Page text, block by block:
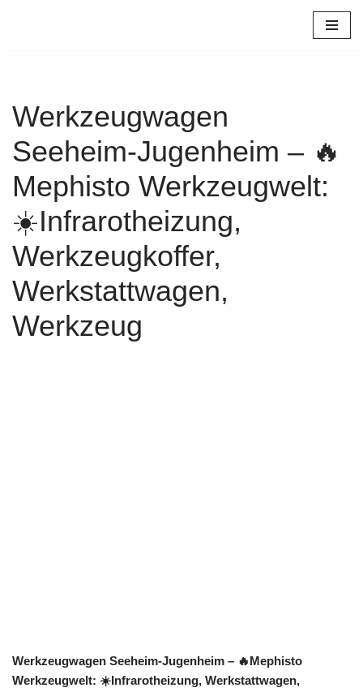
Werkzeugwagen
Seeheim-Jugenheim – 🔥
Mephisto Werkzeugwelt:
☀️Infrarotheizung,
Werkzeugkoffer,
Werkstattwagen,
Werkzeug
Werkzeugwagen Seeheim-Jugenheim – 🔥Mephisto
Werkzeugwelt: ☀️Infrarotheizung, Werkstattwagen,